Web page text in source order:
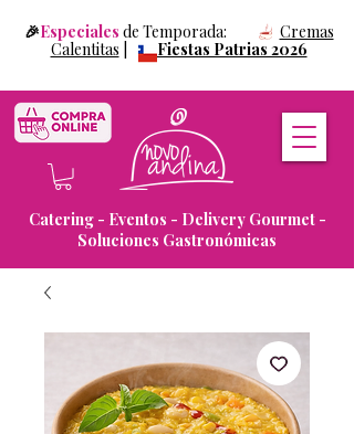
Catering - Eventos - Delivery Gourmet -
Soluciones Gastronómicas
🎉Especiales de Temporada: Cremas
Calentitas
Fiestas Patrias 2026